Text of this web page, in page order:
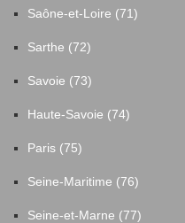
Saône-et-Loire (71)
Sarthe (72)
Savoie (73)
Haute-Savoie (74)
Paris (75)
Seine-Maritime (76)
Seine-et-Marne (77)